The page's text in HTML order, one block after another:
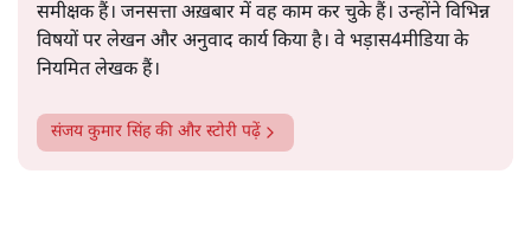
समीक्षक हैं। जनसत्ता अख़बार में वह काम कर चुके हैं। उन्होंने विभिन्न
विषयों पर लेखन और अनुवाद कार्य किया है। वे भड़ास4मीडिया के
नियमित लेखक हैं।
संजय कुमार सिंहकी और स्टोरी पढ़ें